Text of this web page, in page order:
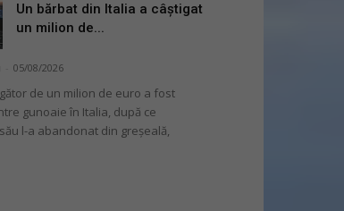
Un bărbat din Italia a câștigat
un milion de...
05/08/2026
de un milion de euro a fost
gunoaie în Italia, după ce
l-a abandonat din greșeală,